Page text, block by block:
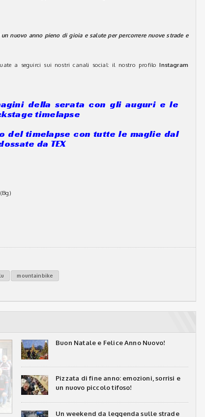
nuovo anno pieno di gioia e salute per percorrere nuove strade e
a seguirci sui nostri canali social: il nostro profiloInstagram
della serata con gli auguri e le
timelapse
del timelapse con tutte le maglie dal
da TEX
mountainbike
Buon Natale e Felice Anno Nuovo!
Pizzata di fine anno: emozioni, sorrisi e
un nuovo piccolo tifoso!
Un weekend da leggenda sulle strade